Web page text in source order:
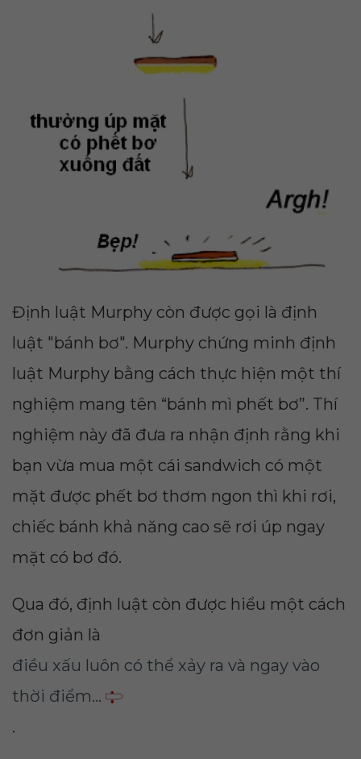
Định luật Murphy còn được gọi là định
luật "bánh bơ". Murphy chứng minh định
luật Murphy bằng cách thực hiện một thí
nghiệm mang tên “bánh mì phết bơ”. Thí
nghiệm này đã đưa ra nhận định rằng khi
bạn vừa mua một cái sandwich có một
mặt được phết bơ thơm ngon thì khi rơi,
chiếc bánh khả năng cao sẽ rơi úp ngay
mặt có bơ đó.
Qua đó, định luật còn được hiểu một cách
đơn giản là
điều xấu luôn có thể xảy ra và ngay vào
thời điểm...
.